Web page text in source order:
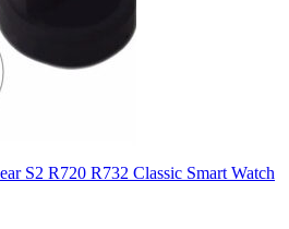
S2 R720 R732 Classic Smart Watch